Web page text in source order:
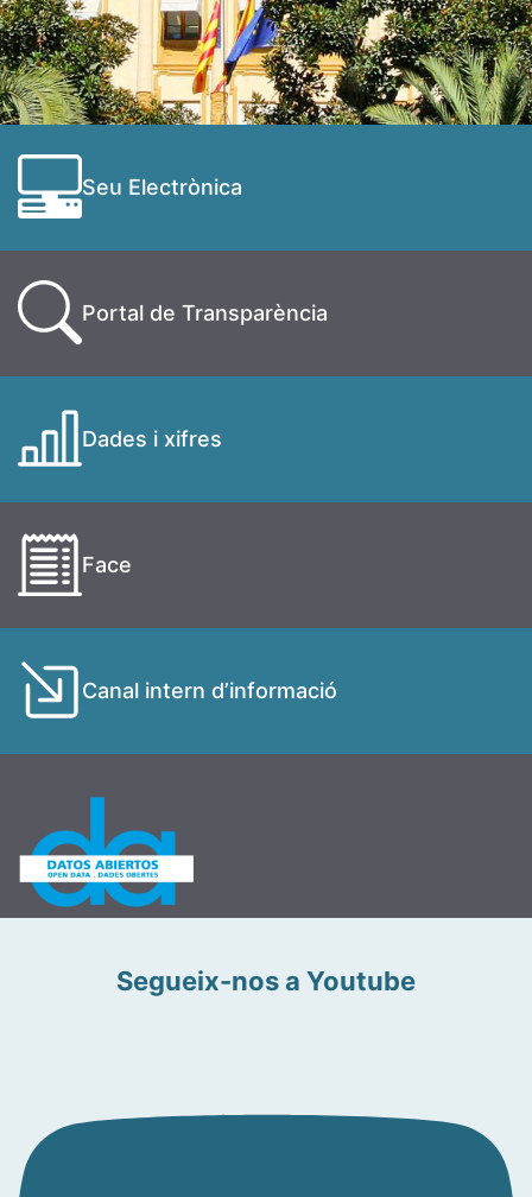
Seu Electrònica
Portal de Transparència
Dades i xifres
Face
Canal intern d’informació
Segueix-nos a Youtube